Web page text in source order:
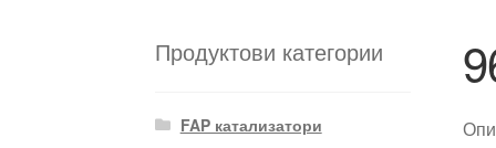
Продуктови категории
FAP катализатори